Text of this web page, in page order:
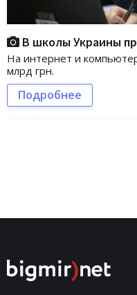
В школы Украины
На интернет и
млрд грн.
Подробнее